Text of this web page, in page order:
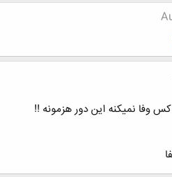
وفا نمیکنه این دور هزمونه !!